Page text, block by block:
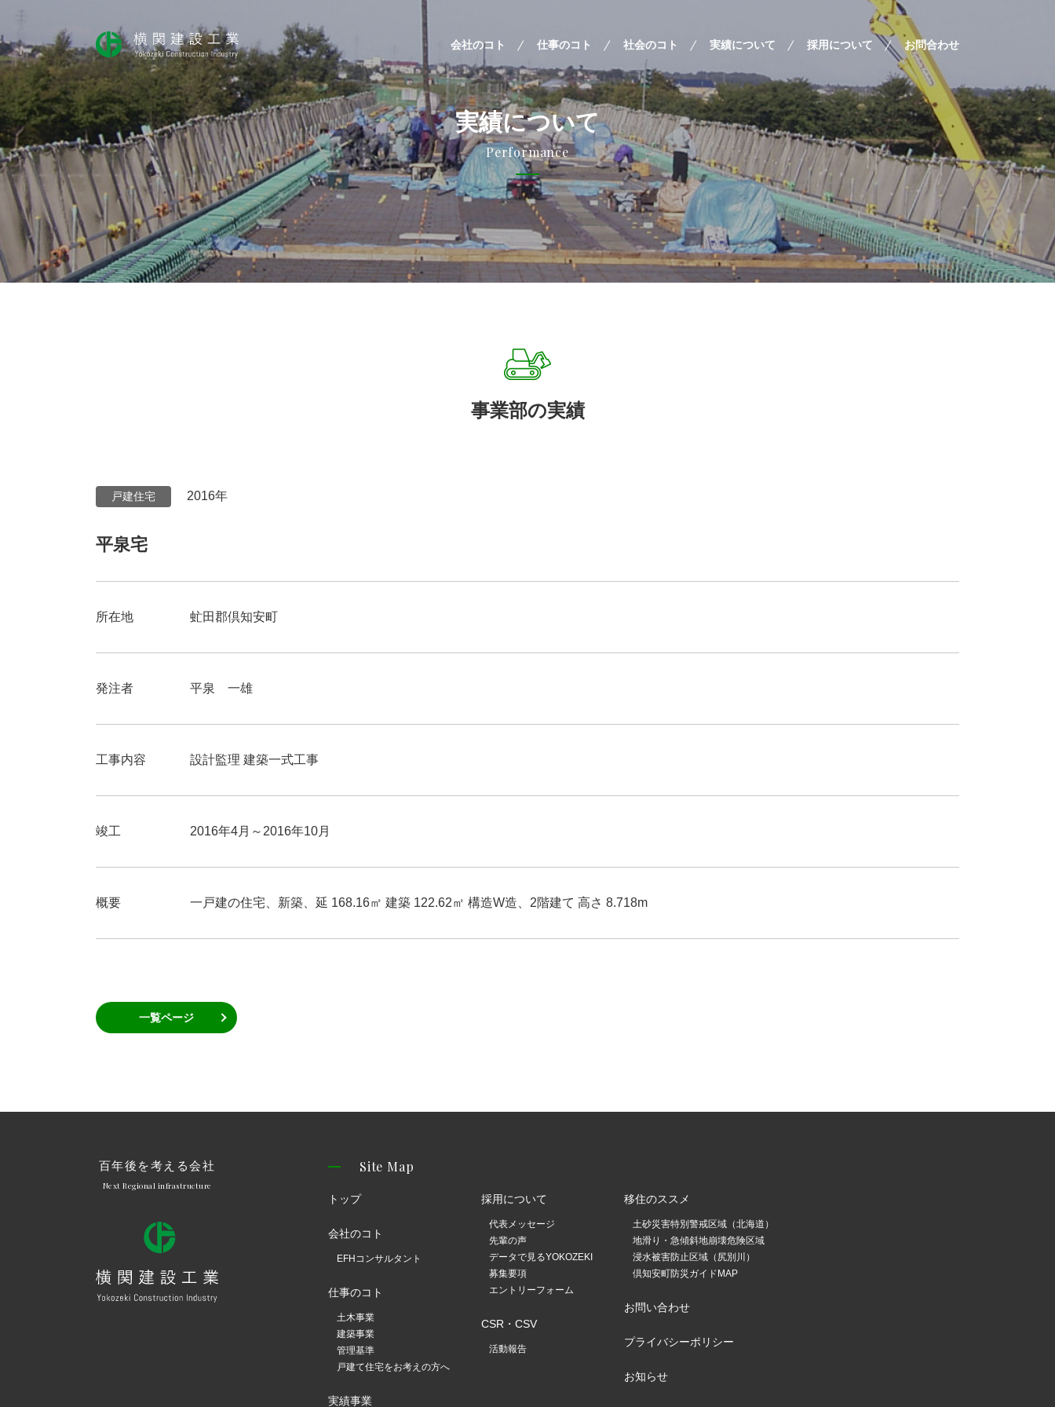
会社のコト 仕事のコト 社会のコト 実績について 採用について お問合わせ
実績について
Performance
事業部の実績
戸建住宅 2016年
平泉宅
所在地 虻田郡倶知安町
発注者 平泉 一雄
工事内容 設計監理 建築一式工事
竣工 2016年4月～2016年10月
概要 一戸建の住宅、新築、延 168.16㎡ 建築 122.62㎡ 構造W造、2階建て 高さ 8.718m
一覧ページ
百年後を考える会社
Next Regional infrastructure
Site Map
トップ
会社のコト
EFHコンサルタント
仕事のコト
土木事業
建築事業
管理基準
戸建て住宅をお考えの方へ
実績事業
採用について
代表メッセージ
先輩の声
データで見るYOKOZEKI
募集要項
エントリーフォーム
CSR・CSV
活動報告
移住のススメ
土砂災害特別警戒区域（北海道）
地滑り・急傾斜地崩壊危険区域
浸水被害防止区域（尻別川）
倶知安町防災ガイドMAP
お問い合わせ
プライバシーポリシー
お知らせ